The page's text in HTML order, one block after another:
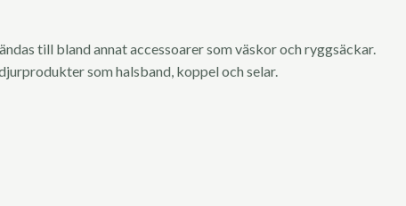
till bland annat accessoarer som väskor och ryggsäckar.
som halsband, koppel och selar.